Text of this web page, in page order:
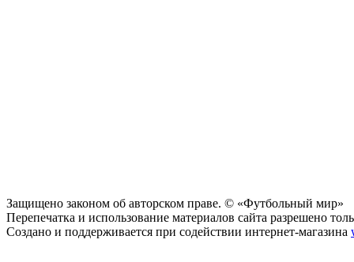
Защищено законом об авторском праве. © «Футбольный мир»
Перепечатка и использование материалов сайта разрешено
Создано и поддерживается при содействии интернет-магазина